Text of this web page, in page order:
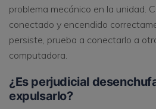
problema mecánico en la unidad.
conectado y encendido
persiste, prueba a conectarlo a
computadora.
¿Es perjudicial
expulsarlo?